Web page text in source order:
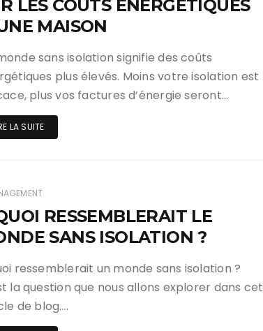
LES COÛTS ÉNERGÉTIQUES
MAISON
sans isolation signifie des coûts
plus élevés. Moins votre isolation est
plus vos factures d’énergie seront…
LA SUITE
RESSEMBLERAIT LE
SANS ISOLATION ?
ressemblerait un monde sans isolation ?
la question que nous allons explorer dans cet
de blog….